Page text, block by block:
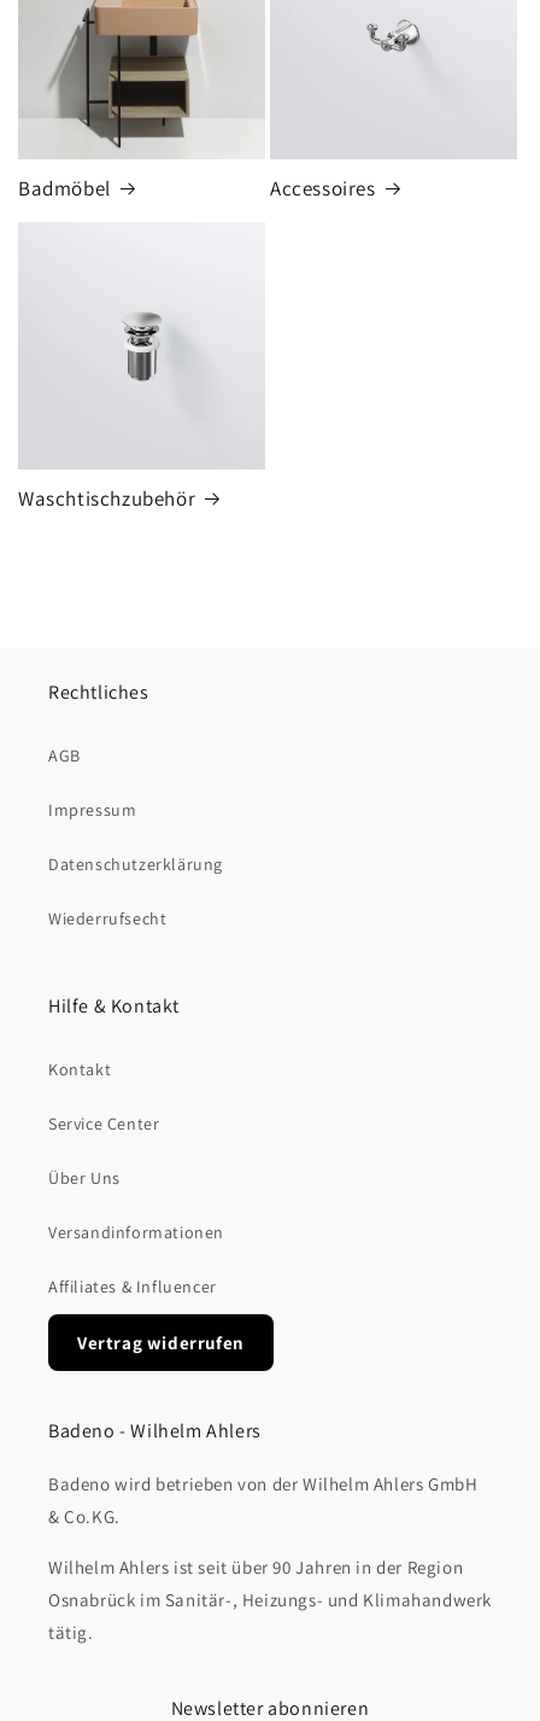
Badmöbel Accessoires
Waschtischzubehör
Rechtliches
AGB
Impressum
Datenschutzerklärung
Wiederrufsecht
Hilfe & Kontakt
Kontakt
Service Center
Über Uns
Versandinformationen
Affiliates & Influencer
Vertrag widerrufen
Badeno - Wilhelm Ahlers
Badeno wird betrieben von der Wilhelm Ahlers GmbH
& Co.KG.
Wilhelm Ahlers ist seit über 90 Jahren in der Region
Osnabrück im Sanitär-, Heizungs- und Klimahandwerk
tätig.
Newsletter abonnieren